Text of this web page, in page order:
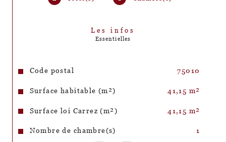
Les infos
Essentielles
Caractéristiques Valeurs
Code postal 75010
Surface habitable (m²) 41,15 m²
Surface loi Carrez (m²) 41,15 m²
Nombre de chambre(s) 1